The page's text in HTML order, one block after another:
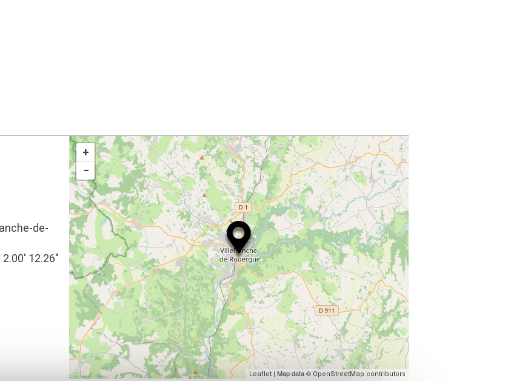
de-
12.26″
+
−
Leaflet| Map data © OpenStreetMap contributors